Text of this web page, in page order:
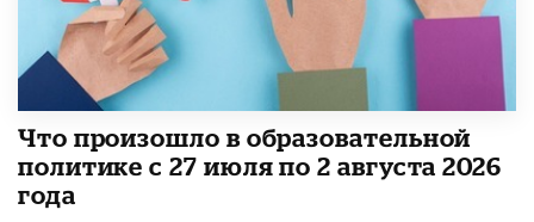
​Что произошло в образовательной
политике с 27 июля по 2 августа 2026
года